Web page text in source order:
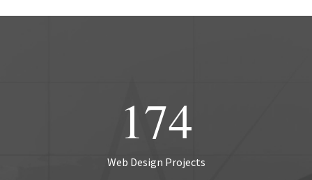
174
Web Design Projects